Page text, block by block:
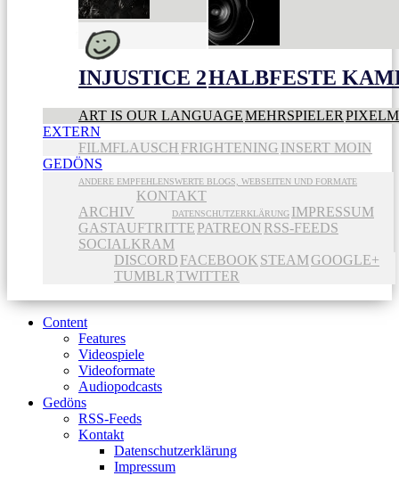
INJUSTICE 2HALBFESTE
ART IS OUR LANGUAGEMEHRSPIELER
EXTERN
FILMFLAUSCH FRIGHTENING INSERT MOIN
GEDÖNS
ANDERE EMPFEHLENSWERTE BLOGS, WEBSEITEN UND FORMATE
ARCHIV
KONTAKT
DATENSCHUTZERKLÄRUNG IMPRESSUM
GASTAUFTRITTE PATREON RSS-FEEDS
SOCIALKRAM
DISCORD FACEBOOK STEAMGOOGLE+
TUMBLR TWITTER
Content
Features
Videospiele
Videoformate
Audiopodcasts
Gedöns
RSS-Feeds
Kontakt
Datenschutzerklärung
Impressum